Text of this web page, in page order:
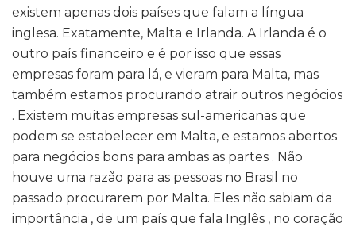
existem apenas dois países que falam a língua
inglesa. Exatamente, Malta e Irlanda. A Irlanda é o
outro país financeiro e é por isso que essas
empresas foram para lá, e vieram para Malta, mas
também estamos procurando atrair outros negócios
. Existem muitas empresas sul-americanas que
podem se estabelecer em Malta, e estamos abertos
para negócios bons para ambas as partes . Não
houve uma razão para as pessoas no Brasil no
passado procurarem por Malta. Eles não sabiam da
importância , de um país que fala Inglês , no coração